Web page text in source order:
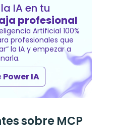
IA en tu
profesional
Artificial 100%
profesionales que
la IA y empezar a
Power IA
sobre MCP